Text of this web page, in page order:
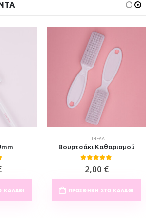
ΚΑΛΆΘΙ
ΠΙΝΈΛΑ
Βουρτσάκι Καθαρισμού
out of 5
2,00 €
ΠΡΟΣΘΉΚΗ ΣΤΟ ΚΑΛΆΘΙ